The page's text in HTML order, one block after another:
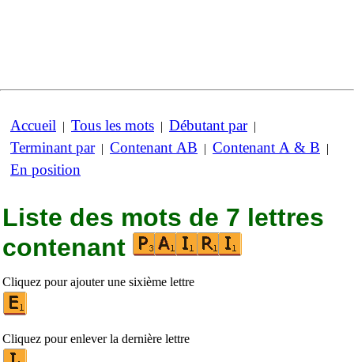
Accueil | Tous les mots | Débutant par|
Terminant par| Contenant AB | Contenant A & B |
En position
Liste des mots de 7 lettres
contenant
Cliquez pour ajouter une sixième lettre
Cliquez pour enlever la dernière lettre